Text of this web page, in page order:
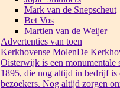
Mark van de Snepscheut
Bet Vos
Martien van de Weijer
Advertenties van toen
Kerkhovense MolenDe
Oisterwijk is een monumentale
1895, die nog altijd in bedrijf
bezoekers. Nog altijd zorgen